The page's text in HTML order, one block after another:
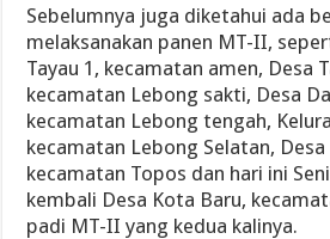
Sebelumnya juga diketahui ada
melaksanakan panen MT-II,
Tayau 1, kecamatan amen, Desa
kecamatan Lebong sakti, Desa
kecamatan Lebong tengah,
kecamatan Lebong Selatan,
kecamatan Topos dan hari ini
kembali Desa Kota Baru,
padi MT-II yang kedua kalinya.